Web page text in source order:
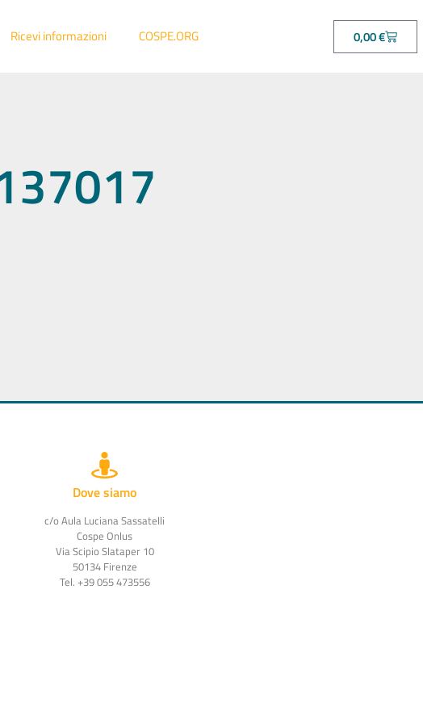
Ricevi informazioni COSPE.ORG 0,00€
Dove siamo
c/o Aula Luciana Sassatelli
Cospe Onlus
Via Scipio Slataper 10
50134 Firenze
Tel. +39 055 473556